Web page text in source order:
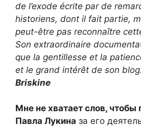
de l’exode écrite par de
historiens, dont il fait partie,
peut-être pas reconnaître
Son extraordinaire
que la gentillesse et la
et le grand intérêt de son blog.
Briskine
Мне не хватает слов, чтобы
Павла Лукина за его